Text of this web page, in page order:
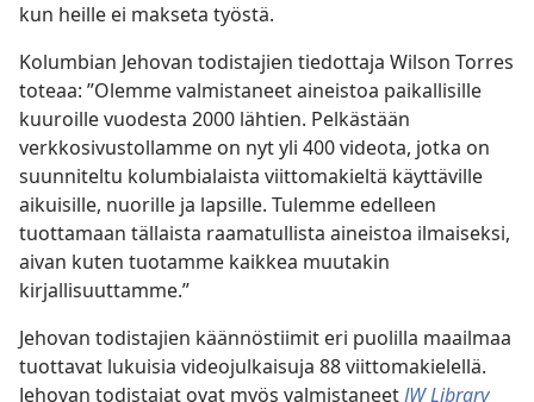
kun heille ei makseta työstä.
Kolumbian Jehovan todistajien tiedottaja Wilson Torres
toteaa: ”Olemme valmistaneet aineistoa paikallisille
kuuroille vuodesta 2000 lähtien. Pelkästään
verkkosivustollamme on nyt yli 400 videota, jotka on
suunniteltu kolumbialaista viittomakieltä käyttäville
aikuisille, nuorille ja lapsille. Tulemme edelleen
tuottamaan tällaista raamatullista aineistoa ilmaiseksi,
aivan kuten tuotamme kaikkea muutakin
kirjallisuuttamme.”
Jehovan todistajien käännöstiimit eri puolilla maailmaa
tuottavat lukuisia videojulkaisuja 88 viittomakielellä.
Jehovan todistajat ovat myös valmistaneetJW Library